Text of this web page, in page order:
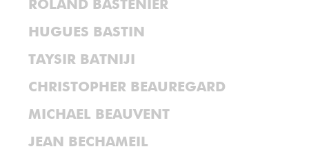
ROLAND BASTENIER
HUGUES BASTIN
TAYSIR BATNIJI
CHRISTOPHER BEAUREGARD
MICHAEL BEAUVENT
JEAN BECHAMEIL